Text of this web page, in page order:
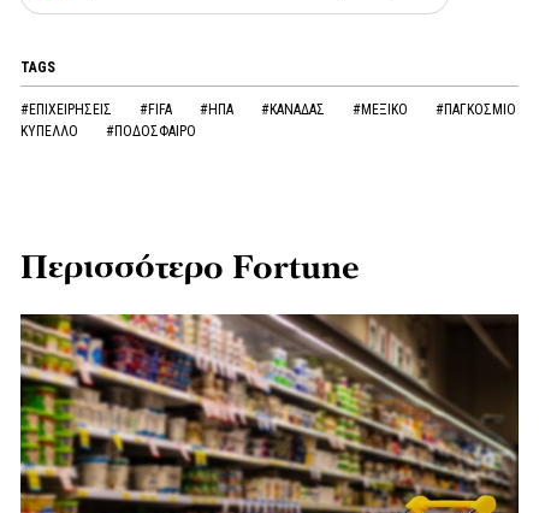
TAGS
#ΕΠΙΧΕΙΡΗΣΕΙΣ #FIFA #ΗΠΑ #ΚΑΝΑΔΑΣ #ΜΕΞΙΚΟ
#ΠΑΓΚΟΣΜΙΟ
ΚΥΠΕΛΛΟ
#ΠΟΔΟΣΦΑΙΡΟ
Περισσότερο Fortune